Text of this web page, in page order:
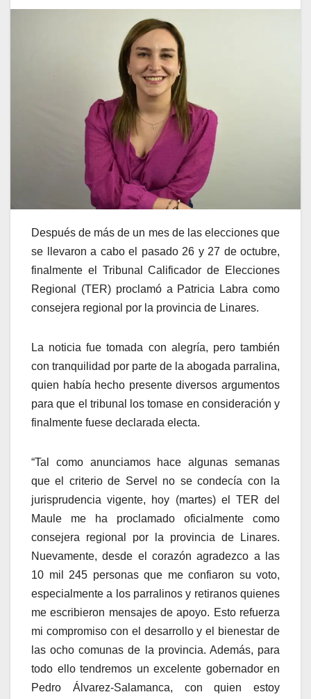
Después de más de un mes de las elecciones que
se llevaron a cabo el pasado 26 y 27 de octubre,
finalmente el Tribunal Calificador de Elecciones
Regional (TER) proclamó a Patricia Labra como
consejera regional por la provincia de Linares.
La noticia fue tomada con alegría, pero también
con tranquilidad por parte de la abogada parralina,
quien había hecho presente diversos argumentos
para que el tribunal los tomase en consideración y
finalmente fuese declarada electa.
“Tal como anunciamos hace algunas semanas
que el criterio de Servel no se condecía con la
jurisprudencia vigente, hoy (martes) el TER del
Maule me ha proclamado oficialmente como
consejera regional por la provincia de Linares.
Nuevamente, desde el corazón agradezco a las
10 mil 245 personas que me confiaron su voto,
especialmente a los parralinos y retiranos quienes
me escribieron mensajes de apoyo. Esto refuerza
mi compromiso con el desarrollo y el bienestar de
las ocho comunas de la provincia. Además, para
todo ello tendremos un excelente gobernador en
Pedro Álvarez-Salamanca, con quien estoy